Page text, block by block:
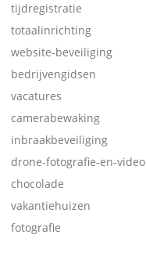
tijdregistratie
totaalinrichting
website-beveiliging
bedrijvengidsen
vacatures
camerabewaking
inbraakbeveiliging
drone-fotografie-en-video
chocolade
vakantiehuizen
fotografie